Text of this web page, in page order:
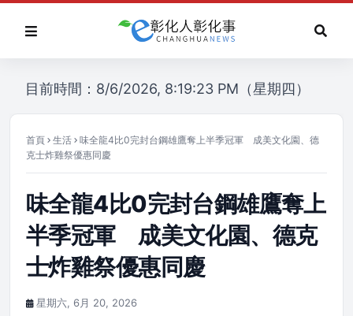
目前時間：8/6/2026, 8:19:23 PM（星期四）
首頁 生活
味全龍4比0完封台鋼雄鷹奪上半季冠軍 成美文化園、德
克士炸雞祭優惠同慶
味全龍4比0完封台鋼雄鷹奪上
半季冠軍 成美文化園、德克
士炸雞祭優惠同慶
星期六, 6月 20, 2026